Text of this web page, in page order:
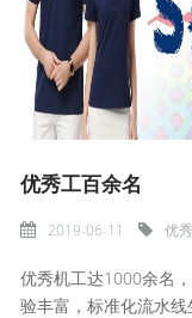
优秀工百余名
2019-06-11 优
优秀机工达1000余名
验丰富，标准化流水